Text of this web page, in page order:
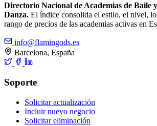
Directorio Nacional de Academias de Baile
Danza. El índice consolida el estilo, el nivel,
rango de precios de las academias activas en
info@flamingods.es
Barcelona, España
Soporte
Solicitar actualización
Incluir nuevo negocio
Solicitar eliminación